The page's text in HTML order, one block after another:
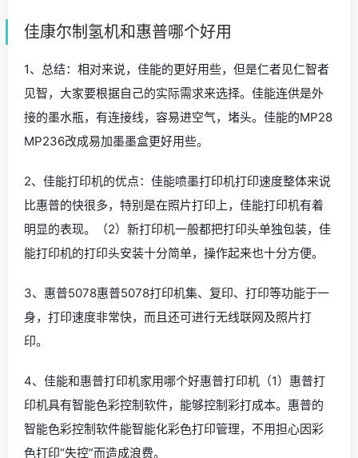
佳康尔制氢机和惠普哪个好用
1、总结：相对来说，佳能的更好用些，但是仁者见仁智者
见智，大家要根据自己的实际需求来选择。佳能连供是外
接的墨水瓶，有连接线，容易进空气，堵头。佳能的MP28
MP236改成易加墨墨盒更好用些。
2、佳能打印机的优点：佳能喷墨打印机打印速度整体来说
比惠普的快很多，特别是在照片打印上，佳能打印机有着
明显的表现。（2）新打印机一般都把打印头单独包装，佳
能打印机的打印头安装十分简单，操作起来也十分方便。
3、惠普5078惠普5078打印机集、复印、打印等功能于一
身，打印速度非常快，而且还可进行无线联网及照片打
印。
4、佳能和惠普打印机家用哪个好惠普打印机（1）惠普打
印机具有智能色彩控制软件，能够控制彩打成本。惠普的
智能色彩控制软件能智能化彩色打印管理，不用担心因彩
色打印“失控”而造成浪费。